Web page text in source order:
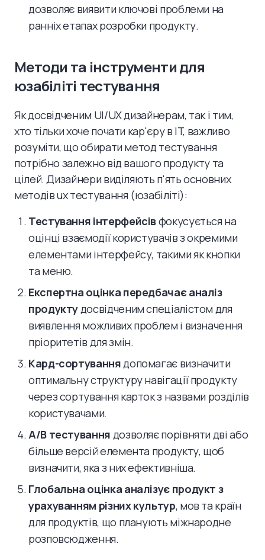
дозволяє виявити ключові проблеми на
ранніх етапах розробки продукту.
Методи та інструменти для
юзабіліті тестування
Як досвідченим UI/UX дизайнерам, так і тим,
хто тільки хоче почати кар'єру в IT, важливо
розуміти, що обирати метод тестування
потрібно залежно від вашого продукту та
цілей. Дизайнери виділяють п'ять основних
методів ux тестування (юзабіліті):
Тестування інтерфейсівфокусується на
оцінці взаємодії користувачів з окремими
елементами інтерфейсу, такими як кнопки
та меню.
Експертна оцінка передбачає аналіз
продуктудосвідченим спеціалістом для
виявлення можливих проблем і визначення
пріоритетів для змін.
Кард-сортуваннядопомагає визначити
оптимальну структуру навігації продукту
через сортування карток з назвами розділів
користувачами.
A/B тестування дозволяє порівняти дві або
більше версій елемента продукту, щоб
визначити, яка з них ефективніша.
Глобальна оцінка аналізує продукт з
урахуванням різних культур, мов та країн
для продуктів, що планують міжнародне
розповсюдження.